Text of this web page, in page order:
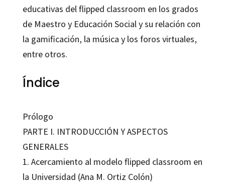
educativas del flipped classroom en los grados
de Maestro y Educación Social y su relación con
la gamificación, la música y los foros virtuales,
entre otros.
Índice
Prólogo
PARTE I. INTRODUCCIÓN Y ASPECTOS
GENERALES
1. Acercamiento al modelo flipped classroom en
la Universidad (Ana M. Ortiz Colón)